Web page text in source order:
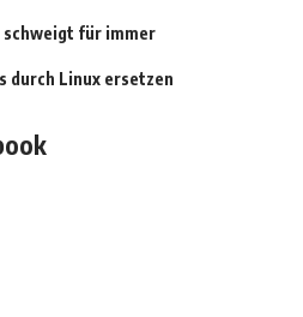
schweigt für immer
durch Linux ersetzen